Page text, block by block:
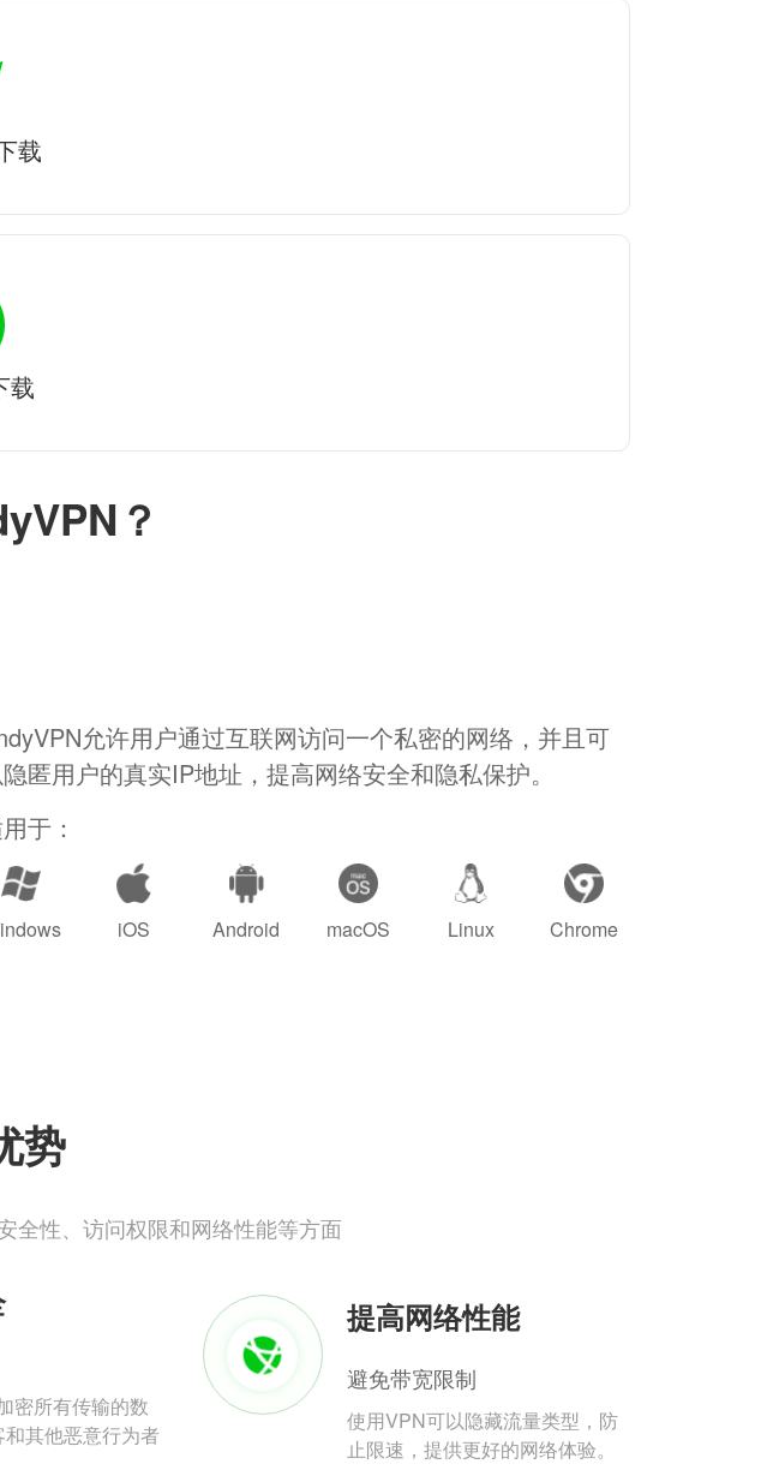
？
允许用户通过互联网访问一个私密的网络，并且可
匿用户的真实IP地址，提高网络安全和隐私保护。
于：
iOS Android macOS Linux Chrome
势
全性、访问权限和网络性能等方面
密所有传输的数
其他恶意行为者
提高网络性能
避免带宽限制
使用VPN可以隐藏流量类型，防
止限速，提供更好的网络体验。
载
载